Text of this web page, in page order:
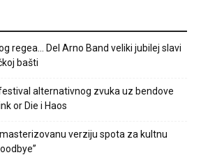
regea… Del Arno Band veliki jubilej slavi
bašti
alternativnog zvuka uz bendove
or Die i Haos
verziju spota za kultnu